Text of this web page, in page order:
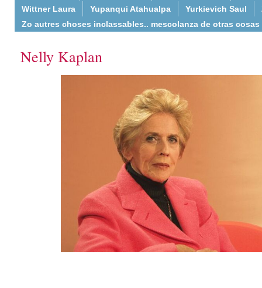
Wittner Laura
Yupanqui Atahualpa Yurkievich Saul
Zo autres choses inclassables.. mescolanza de otras cosas
Nelly Kaplan